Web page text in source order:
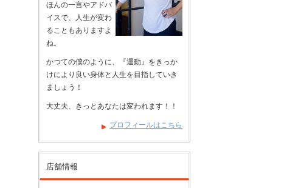
ほんの一言やアドバ
イスで、人生が変わ
ることもありますよ
ね。
かつての僕のように、『運動』をきっか
けにより良い身体と人生を目指していき
ましょう！
大丈夫、きっとあなたは変われます！！
プロフィールはこちら
店舗情報